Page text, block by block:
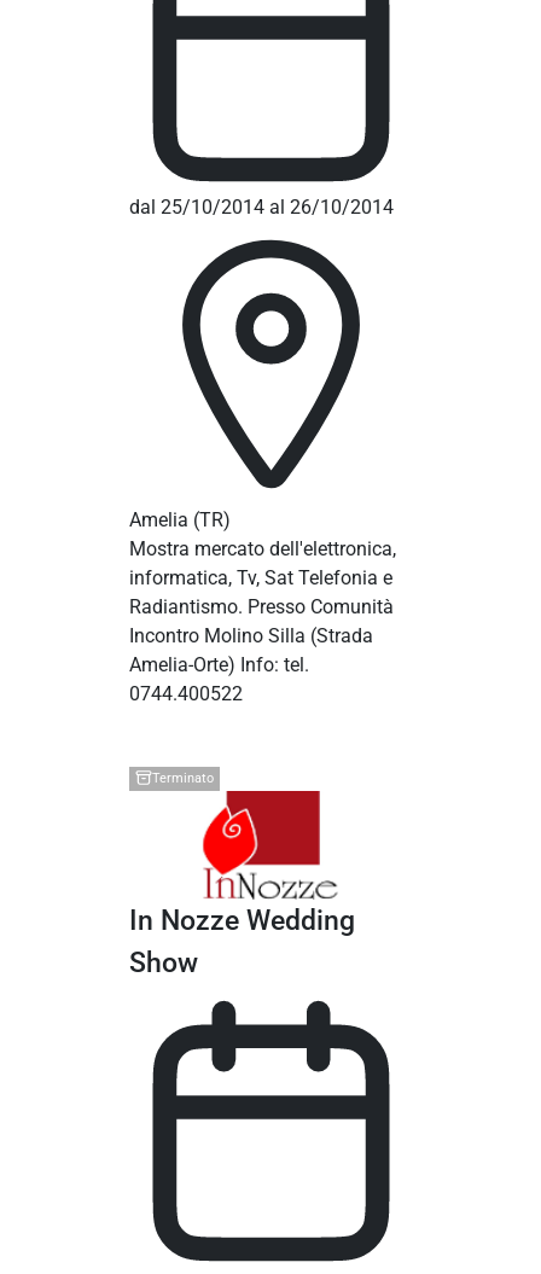
dal 25/10/2014 al 26/10/2014
Amelia (TR)
Mostra mercato dell'elettronica,
informatica, Tv, Sat Telefonia e
Radiantismo. Presso Comunità
Incontro Molino Silla (Strada
Amelia-Orte) Info: tel.
0744.400522
Terminato
In Nozze Wedding
Show